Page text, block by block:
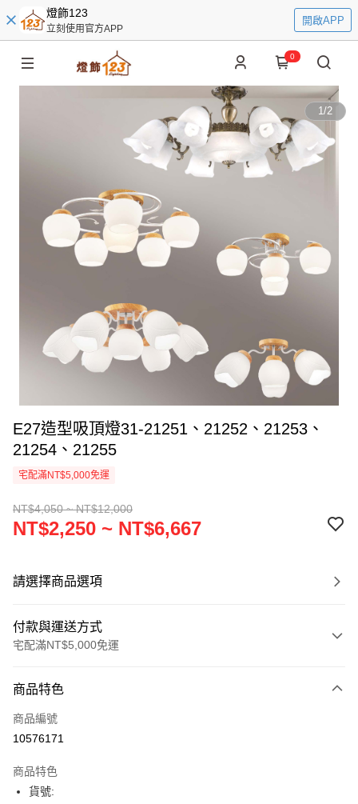
燈飾123
立刻使用官方APP
開啟APP
0
1/2
E27造型吸頂燈31-21251、21252、21253、
21254、21255
宅配滿NT$5,000免運
NT$4,050 ~ NT$12,000
NT$2,250 ~ NT$6,667
請選擇商品選項
付款與運送方式
宅配滿NT$5,000免運
信用卡一次付款
LINE Pay
街口支付
商品特色
商品編號
10576171
商品特色
貨號: